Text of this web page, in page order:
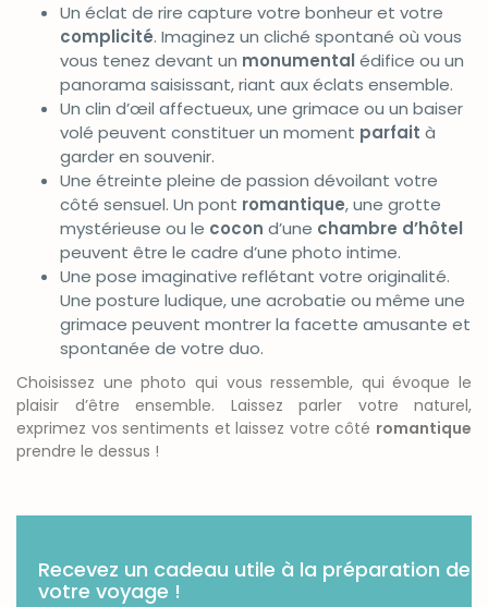
Un éclat de rire capture votre bonheur et votre
complicité. Imaginez un cliché spontané où vous
vous tenez devant un monumental édifice ou un
panorama saisissant, riant aux éclats ensemble.
Un clin d’œil affectueux, une grimace ou un baiser
volé peuvent constituer un moment parfait à
garder en souvenir.
Une étreinte pleine de passion dévoilant votre
côté sensuel. Un pont romantique, une grotte
mystérieuse ou le cocon d’une chambre d’hôtel
peuvent être le cadre d’une photo intime.
Une pose imaginative reflétant votre originalité.
Une posture ludique, une acrobatie ou même une
grimace peuvent montrer la facette amusante et
spontanée de votre duo.
Choisissez une photo qui vous ressemble, qui évoque le
plaisir d’être ensemble. Laissez parler votre naturel,
exprimez vos sentiments et laissez votre côté romantique
prendre le dessus !
Recevez un cadeau utile à la préparation de
votre voyage !